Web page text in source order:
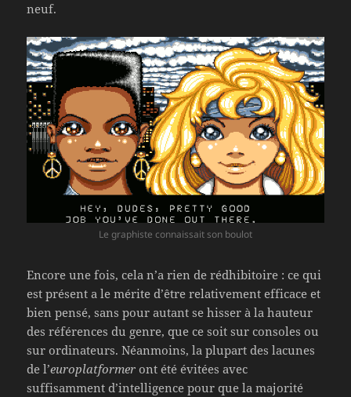
neuf.
Le graphiste connaissait son boulot
Encore une fois, cela n’a rien de rédhibitoire : ce qui
est présent a le mérite d’être relativement efficace et
bien pensé, sans pour autant se hisser à la hauteur
des références du genre, que ce soit sur consoles ou
sur ordinateurs. Néanmoins, la plupart des lacunes
de l’europlatformer ont été évitées avec
suffisamment d’intelligence pour que la majorité